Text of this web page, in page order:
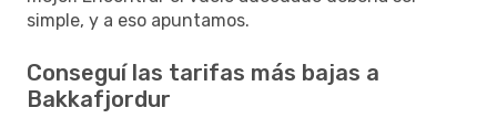
simple, y a eso apuntamos.
Conseguí las tarifas más bajas a
Bakkafjordur